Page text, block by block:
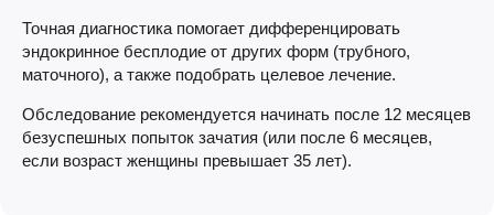
Точная диагностика помогает дифференцировать
эндокринное бесплодие от других форм (трубного,
маточного), а также подобрать целевое лечение.
Обследование рекомендуется начинать после 12 месяцев
безуспешных попыток зачатия (или после 6 месяцев,
если возраст женщины превышает 35 лет).